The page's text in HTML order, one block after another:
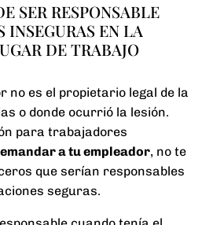
SER RESPONSABLE
INSEGURAS EN LA
DE TRABAJO
no es el propietario legal de la
o donde ocurrió la lesión.
para trabajadores
a tu empleador, no te
que serían responsables
seguras.